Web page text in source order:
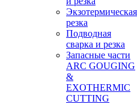
Экзотермическая
резка
Подводная
сварка и резка
Запасные части
ARC GOUGING
&
EXOTHERMIC
CUTTING